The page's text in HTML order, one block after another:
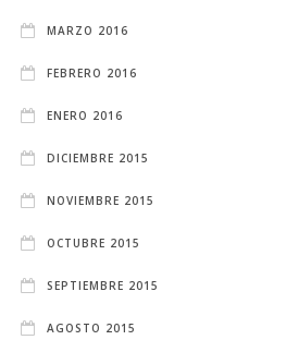
MARZO 2016
FEBRERO 2016
ENERO 2016
DICIEMBRE 2015
NOVIEMBRE 2015
OCTUBRE 2015
SEPTIEMBRE 2015
AGOSTO 2015